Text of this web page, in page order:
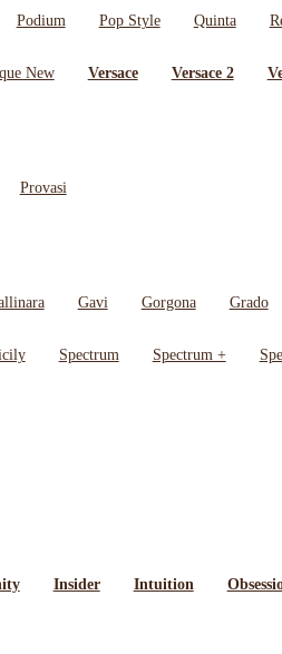
Podium Pop Style Quinta
New Versace Versace 2
Provasi
Gavi Gorgona Grado
Spectrum Spectrum +
Insider Intuition